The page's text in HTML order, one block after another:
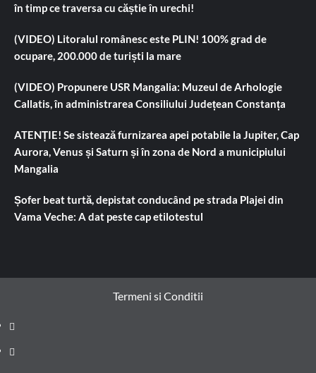
în timp ce traversa cu căștie în urechi!
(VIDEO) Litoralul românesc este PLIN! 100% grad de
ocupare, 200.000 de turiști la mare
(VIDEO) Propunere USR Mangalia: Muzeul de Arhologie
Callatis, în administrarea Consiliului Județean Constanța
ATENȚIE! Se sistează furnizarea apei potabile la Jupiter, Cap
Aurora, Venus și Saturn și în zona de Nord a municipiului
Mangalia
Șofer beat turtă, depistat conducând pe strada Plajei din
Vama Veche: A dat peste cap etilotestul
Termeni si Conditii
Prima
pagină
Știri